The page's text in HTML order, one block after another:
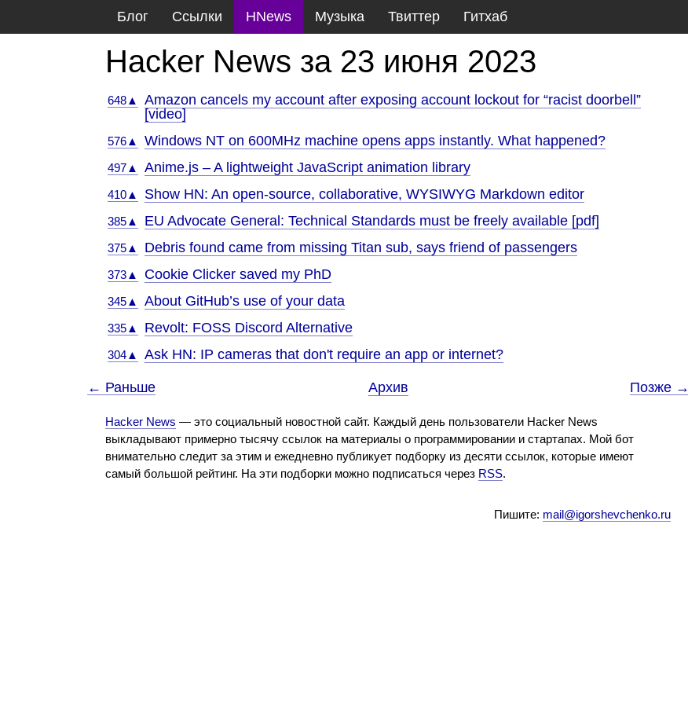
Блог Ссылки HNews Музыка Твиттер Гитхаб
Hacker News за 23 июня 2023
648▲
Amazon cancels my account after exposing account lockout for “racist doorbell”
[video]
576▲ Windows NT on 600MHz machine opens apps instantly. What happened?
497▲ Anime.js – A lightweight JavaScript animation library
410▲ Show HN: An open-source, collaborative, WYSIWYG Markdown editor
385▲ EU Advocate General: Technical Standards must be freely available [pdf]
375▲ Debris found came from missing Titan sub, says friend of passengers
373▲ Cookie Clicker saved my PhD
345▲ About GitHub’s use of your data
335▲ Revolt: FOSS Discord Alternative
304▲ Ask HN: IP cameras that don't require an app or internet?
← Раньше Архив Позже →
Hacker News — это социальный новостной сайт. Каждый день пользователи Hacker News
выкладывают примерно тысячу ссылок на материалы о программировании и стартапах. Мой бот
внимательно следит за этим и ежедневно публикует подборку из десяти ссылок, которые имеют
самый большой рейтинг. На эти подборки можно подписаться через RSS.
Пишите: mail@igorshevchenko.ru